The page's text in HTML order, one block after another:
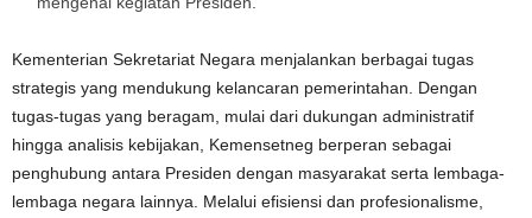
Kementerian Sekretariat Negara menjalankan berbagai tugas
strategis yang mendukung kelancaran pemerintahan. Dengan
tugas-tugas yang beragam, mulai dari dukungan administratif
hingga analisis kebijakan, Kemensetneg berperan sebagai
penghubung antara Presiden dengan masyarakat serta lembaga-
lembaga negara lainnya. Melalui efisiensi dan profesionalisme,